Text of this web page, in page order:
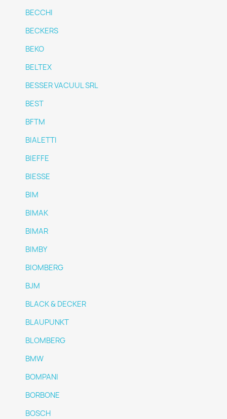
BECCHI
BECKERS
BEKO
BELTEX
BESSER VACUUL SRL
BEST
BFTM
BIALETTI
BIEFFE
BIESSE
BIM
BIMAK
BIMAR
BIMBY
BIOMBERG
BJM
BLACK & DECKER
BLAUPUNKT
BLOMBERG
BMW
BOMPANI
BORBONE
BOSCH